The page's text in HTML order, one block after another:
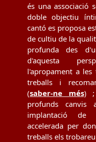
és una associació
doble objectiu
cantó es proposa
de cultiu de la
profunda des
d'aquesta
l'apropament a les
treballs i
(saber-ne més) ;
profunds canvis
implantació de
accelerada per
treballs els